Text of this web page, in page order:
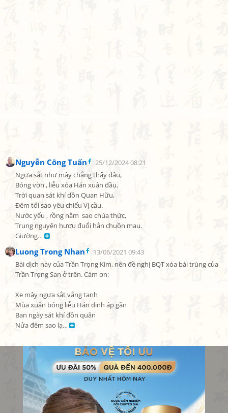
Nguyễn Công Tuấn
25/12/2024 08:21
Ngựa sắt như mây chẳng thấy đâu,
Bóng vờn , liễu xỏa Hán xuân đầu.
Trời quan sát khí dồn Quan Hữu,
Đêm tối sao yêu chiếu Vị cầu.
Nước yếu , rồng nằm  sao chúa thức,
Trung nguyên hươu đuổi hẳn chuồn mau.
Giường…
Luong Trong Nhan
13/06/2021 09:43
Bài dịch này của Trần Trọng Kim, nên đề nghị BQT xóa bài trùng của
Trần Trọng San ở trên. Cám ơn:
Xe mây ngựa sắt vắng tanh
Mùa xuân bóng liễu Hán dinh áp gần
Ban ngày sát khí đồn quân
Nửa đêm sao lạ…